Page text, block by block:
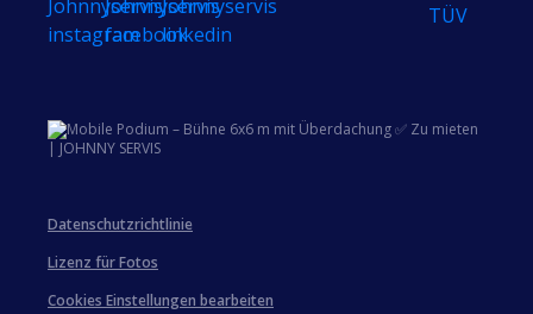
Datenschutzrichtlinie
Lizenz für Fotos
Cookies Einstellungen bearbeiten